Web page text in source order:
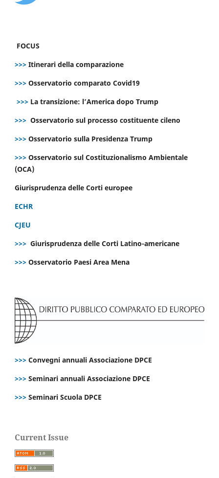
FOCUS
>>> Itinerari della comparazione
>>> Osservatorio comparato Covid19
>>> La transizione: l’America dopo Trump
>>> Osservatorio sul processo costituente cileno
>>> Osservatorio sulla Presidenza Trump
>>> Osservatorio sul Costituzionalismo Ambientale
(OCA)
Giurisprudenza delle Corti europee
ECHR
CJEU
>>> Giurisprudenza delle Corti Latino-americane
>>> Osservatorio Paesi Area Mena
>>> Convegni annuali Associazione DPCE
>>> Seminari annuali Associazione DPCE
>>> Seminari Scuola DPCE
Current Issue